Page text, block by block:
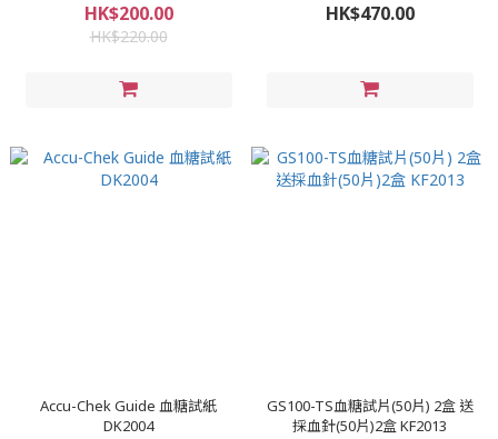
HK$200.00
HK$220.00
HK$470.00
Accu-Chek Guide 血糖試紙
DK2004
GS100-TS血糖試片(50片) 2盒 送
採血針(50片)2盒 KF2013